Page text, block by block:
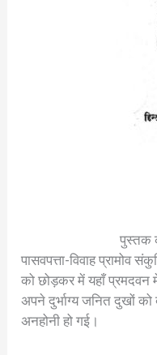
पुस्तक
पासवपत्ता-विवाह प्रामोव
को छोड़कर में यहाँ
अपने दुर्भाग्य जनित दुखों
अनहोनी हो गई।